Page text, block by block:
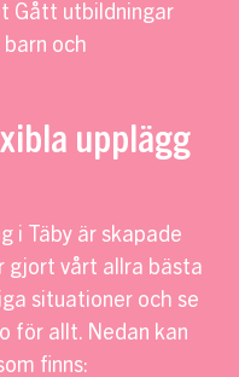
Gått utbildningar
och
upplägg
i Täby är skapade
gjort vårt allra bästa
situationer och se
för allt. Nedan kan
finns: